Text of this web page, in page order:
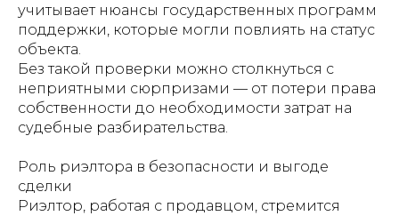
учитывает нюансы государственных программ
поддержки, которые могли повлиять на статус
объекта.
Без такой проверки можно столкнуться с
неприятными сюрпризами — от потери права
собственности до необходимости затрат на
судебные разбирательства.
Роль риэлтора в безопасности и выгоде
сделки
Риэлтор, работая с продавцом, стремится